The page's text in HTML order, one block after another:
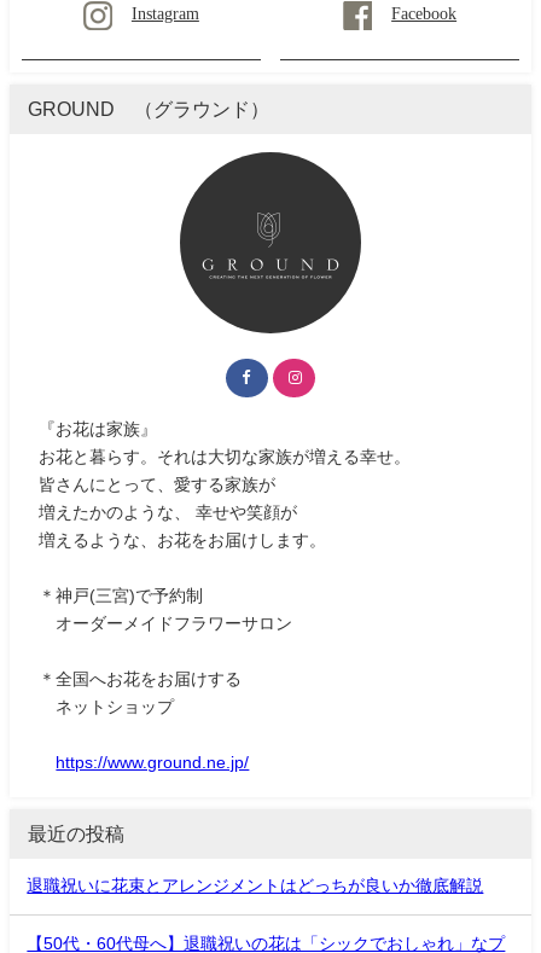
Instagram Facebook
GROUND （グラウンド）
『お花は家族』
お花と暮らす。それは大切な家族が増える幸せ。
皆さんにとって、愛する家族が
増えたかのような、 幸せや笑顔が
増えるような、お花をお届けします。
＊神戸(三宮)で予約制
オーダーメイドフラワーサロン
＊全国へお花をお届けする
ネットショップ
https://www.ground.ne.jp/
最近の投稿
退職祝いに花束とアレンジメントはどっちが良いか徹底解説
【50代・60代母へ】退職祝いの花は「シックでおしゃれ」なプ